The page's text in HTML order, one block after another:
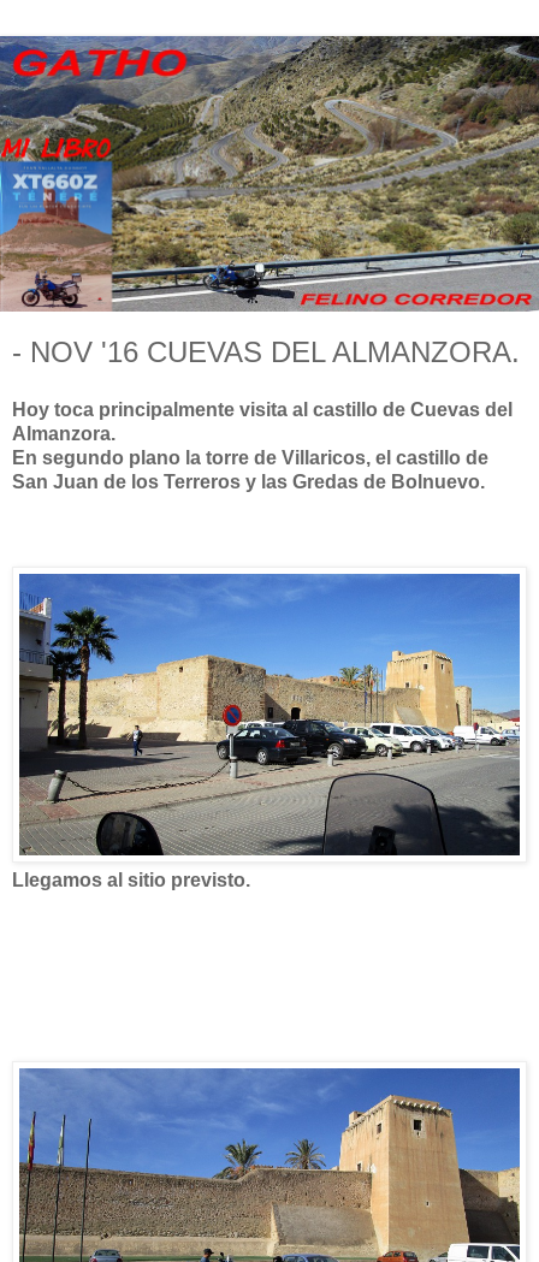
- NOV '16 CUEVAS DEL ALMANZORA.
Hoy toca principalmente visita al castillo de Cuevas del
Almanzora.
En segundo plano la torre de Villaricos, el castillo de
San Juan de los Terreros y las Gredas de Bolnuevo.
Llegamos al sitio previsto.